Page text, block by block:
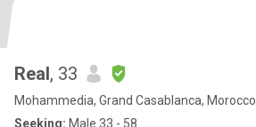
Real, 33
Mohammedia, Grand Casablanca, Morocco
Seeking: Male 33 - 58